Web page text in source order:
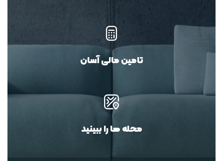
تامین مالی آسان
محله ها را ببینید